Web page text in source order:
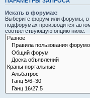
Искать в форумах:
Выберите форум или форумы, в
подфорумах производится
соответствующую опцию ниже.